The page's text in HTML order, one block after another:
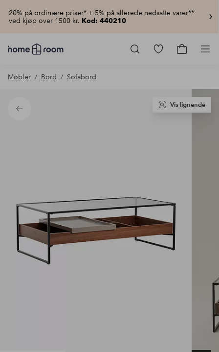
20% på ordinære priser* + 5% på allerede nedsatte varer**
ved kjøp over 1500 kr. Kod: 440210
Homeroom
–
hjemmet
pris
Gå
Gå
Møbler Bord Sofabord
Tilbake
Vis lignende